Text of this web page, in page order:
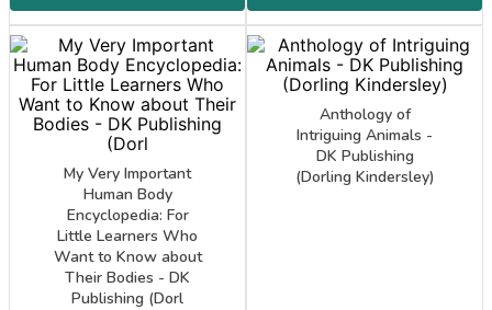
My Very Important
Human Body
Encyclopedia: For
Little Learners Who
Want to Know about
Their Bodies - DK
Publishing (Dorl
Anthology of
Intriguing Animals -
DK Publishing
(Dorling Kindersley)